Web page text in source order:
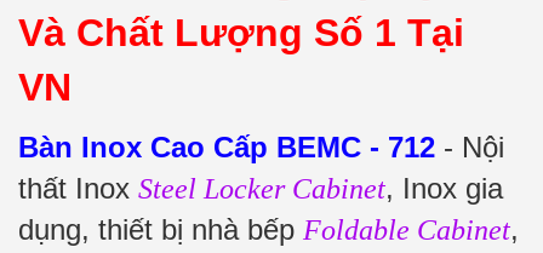
Và Chất Lượng Số 1 Tại
VN
Bàn Inox Cao Cấp BEMC - 712 - Nội
thất Inox Steel Locker Cabinet, Inox gia
dụng, thiết bị nhà bếp Foldable Cabinet,